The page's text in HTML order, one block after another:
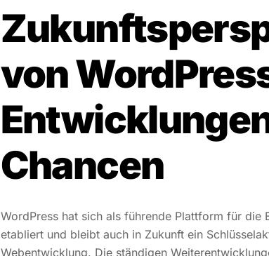
von
Chancen
WordPress hat sich als führende Plattform für die
etabliert und bleibt auch in Zukunft ein
Webentwicklung. Die ständigen